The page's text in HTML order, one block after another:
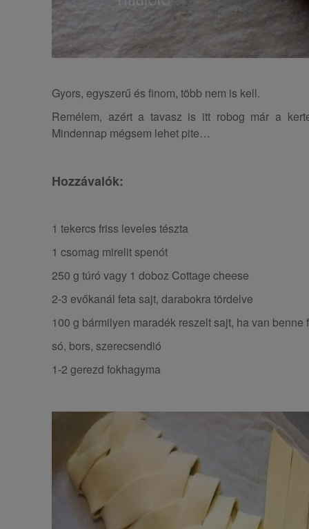
Gyors, egyszerű és finom, több nem is kell.
Remélem, azért a tavasz is itt robog már a
Mindennap mégsem lehet pite…
Hozzávalók:
1 tekercs friss leveles tészta
1 csomag mirelit spenót
250 g túró vagy 1 doboz Cottage cheese
2-3 evőkanál feta sajt, darabokra tördelve
100 g bármilyen maradék reszelt sajt, ha van benne
só, bors, szerecsendió
1-2 gerezd fokhagyma